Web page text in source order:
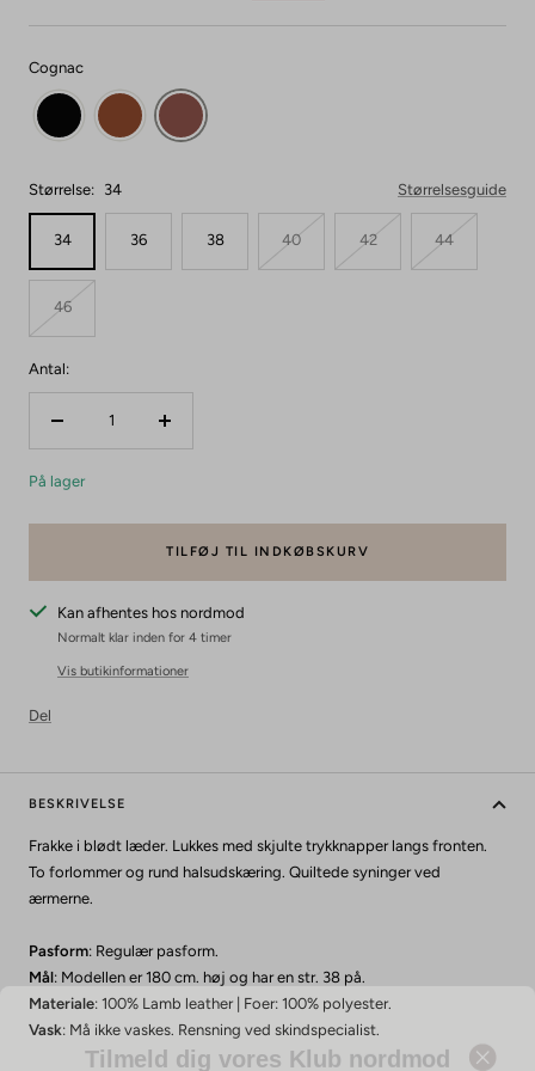
Cognac
Størrelse: 34 Størrelsesguide
34 36 38 40 42 44
46
Antal:
Reducer
Forøg
På lager
TILFØJ TIL INDKØBSKURV
Kan afhentes hos nordmod
Normalt klar inden for 4 timer
Vis butikinformationer
Del
BESKRIVELSE
Frakke i blødt læder. Lukkes med skjulte trykknapper langs fronten.
To forlommer og rund halsudskæring. Quiltede syninger ved
ærmerne.
Pasform: Regulær pasform.
Mål: Modellen er 180 cm. høj og har en str. 38 på.
Materiale: 100% Lamb leather | Foer: 100% polyester.
Vask: Må ikke vaskes. Rensning ved skindspecialist.
Tilmeld dig vores Klub nordmod